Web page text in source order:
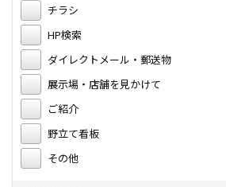
チラシ
HP検索
ダイレクトメール・郵送物
展示場・店舗を見かけて
ご紹介
野立て看板
その他